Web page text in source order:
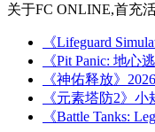
关于FC ONLINE,首充
《Lifeguard
《Pit Panic: 地
《神佑释放》
《元素塔防2》
《Battle Tanks: